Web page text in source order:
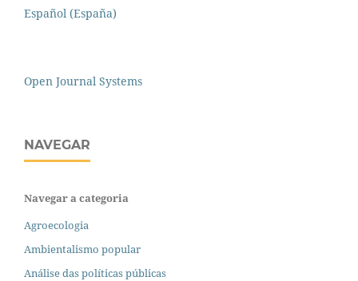
Español (España)
Open Journal Systems
NAVEGAR
Navegar a categoria
Agroecologia
Ambientalismo popular
Análise das políticas públicas